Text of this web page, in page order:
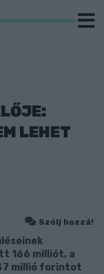
LEHET
Szólj hozzá!
166 milliót, a
millió forintot